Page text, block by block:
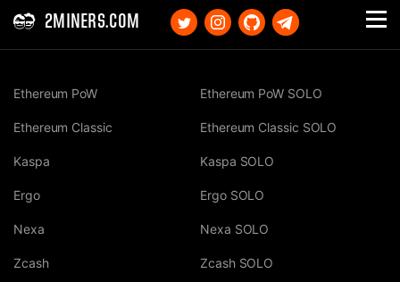
2MINERS.COM
Ethereum PoW
Ethereum Classic
Kaspa
Ergo
Nexa
Zcash
Ethereum PoW SOLO
Ethereum Classic SOLO
Kaspa SOLO
Ergo SOLO
Nexa SOLO
Zcash SOLO